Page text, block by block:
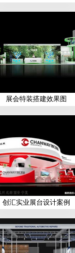
展会特装搭建效果图
创汇实业展台设计案例